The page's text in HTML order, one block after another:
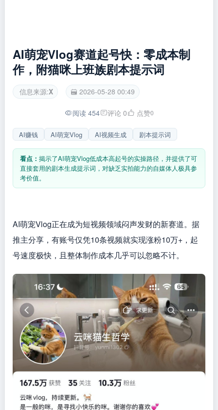
AI萌宠Vlog赛道起号快：零成本制
作，附猫咪上班族剧本提示词
信息来源:X 2026-05-28 00:49
阅读 454 评论 0 点赞0
AI赚钱 AI萌宠Vlog AI视频生成 剧本提示词
看点： 揭示了AI萌宠Vlog低成本高起号的实操路径，并提供了可
直接套用的剧本生成提示词，对缺乏实拍能力的自媒体人极具参
考价值。
AI萌宠Vlog正在成为短视频领域闷声发财的新赛道。据
推主分享，有账号仅凭10条视频就实现涨粉10万+，起
号速度极快，且整体制作成本几乎可以忽略不计。